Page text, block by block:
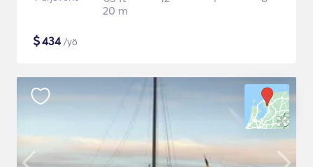
20 m
$434/yö